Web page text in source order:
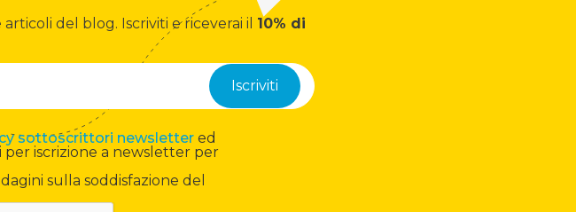
del blog. Iscriviti e riceverai il 10% di
sottoscrittori newsletter ed
iscrizione a newsletter per
sulla soddisfazione del